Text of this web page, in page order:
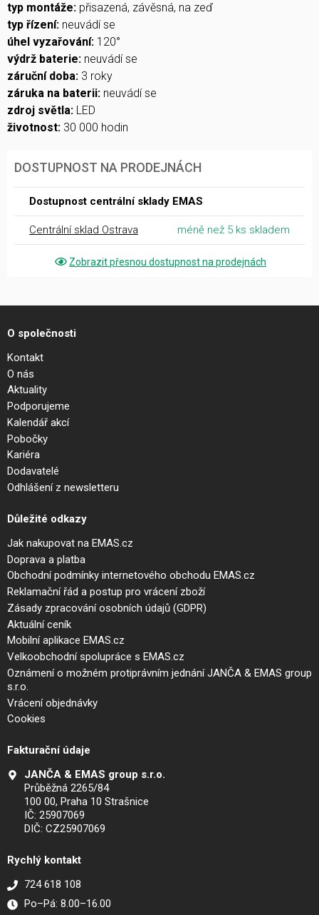
typ montáže: přisazená, závěsná, na zeď
typ řízení: neuvádí se
úhel vyzařování: 120°
výdrž baterie: neuvádí se
záruční doba: 3 roky
záruka na baterii: neuvádí se
zdroj světla: LED
životnost: 30 000 hodin
DOSTUPNOST NA PRODEJNÁCH
Dostupnost centrální sklady EMAS
Centrální sklad Ostrava méně než 5 ks skladem
Zobrazit přesnou dostupnost na prodejnách
O společnosti
Kontakt
O nás
Aktuality
Podporujeme
Kalendář akcí
Pobočky
Kariéra
Dodavatelé
Odhlášení z newsletteru
Důležité odkazy
Jak nakupovat na EMAS.cz
Doprava a platba
Obchodní podmínky internetového obchodu EMAS.cz
Reklamační řád a postup pro vrácení zboží
Zásady zpracování osobních údajů (GDPR)
Aktuální ceník
Mobilní aplikace EMAS.cz
Velkoobchodní spolupráce s EMAS.cz
Oznámení o možném protiprávním jednání JANČA & EMAS group
s.r.o.
Vrácení objednávky
Cookies
Fakturační údaje
JANČA & EMAS group s.r.o.
Průběžná 2265/84
100 00, Praha 10 Strašnice
IČ: 25907069
DIČ: CZ25907069
Rychlý kontakt
724 618 108
Po–Pá: 8.00–16.00